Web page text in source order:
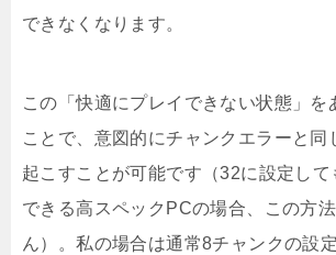
できなくなります。
この「快適にプレイできない状態」を
ことで、意図的にチャンクエラーと同
起こすことが可能です（32に設定して
できる高スペックPCの場合、この方
ん）。私の場合は通常8チャンクの設